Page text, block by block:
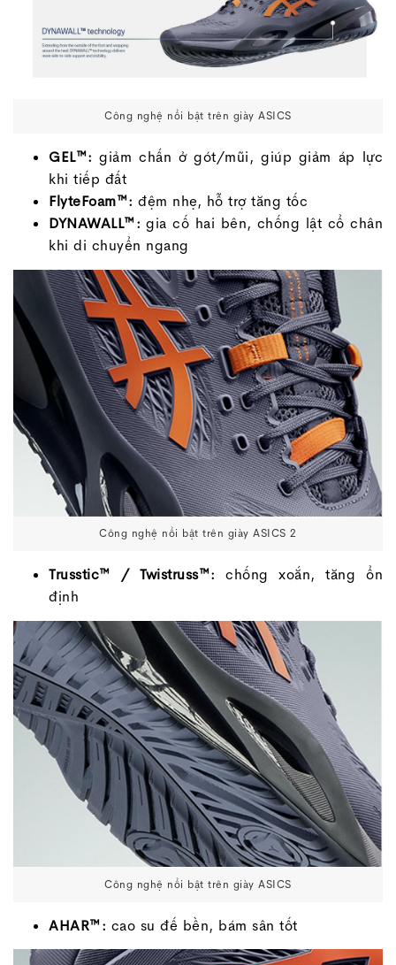
Công nghệ nổi bật trên giày ASICS
GEL™: giảm chấn ở gót/mũi, giúp giảm áp lực
khi tiếp đất
FlyteFoam™: đệm nhẹ, hỗ trợ tăng tốc
DYNAWALL™: gia cố hai bên, chống lật cổ chân
khi di chuyển ngang
Công nghệ nổi bật trên giày ASICS 2
Trusstic™ / Twistruss™: chống xoắn, tăng ổn
định
Công nghệ nổi bật trên giày ASICS
AHAR™: cao su đế bền, bám sân tốt